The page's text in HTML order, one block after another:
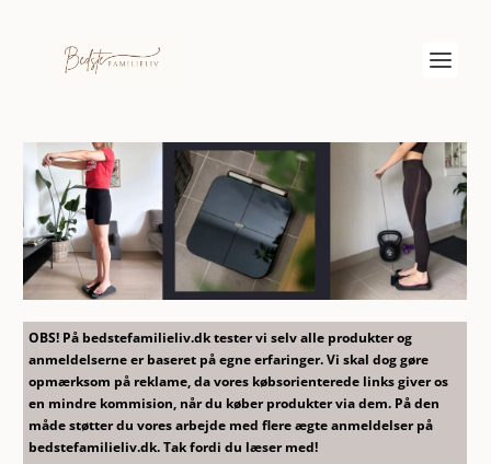
OBS! På bedstefamilieliv.dk tester vi selv alle produkter og
anmeldelserne er baseret på egne erfaringer. Vi skal dog gøre
opmærksom på reklame, da vores købsorienterede links giver os
en mindre kommision, når du køber produkter via dem. På den
måde støtter du vores arbejde med flere ægte anmeldelser på
bedstefamilieliv.dk. Tak fordi du læser med!